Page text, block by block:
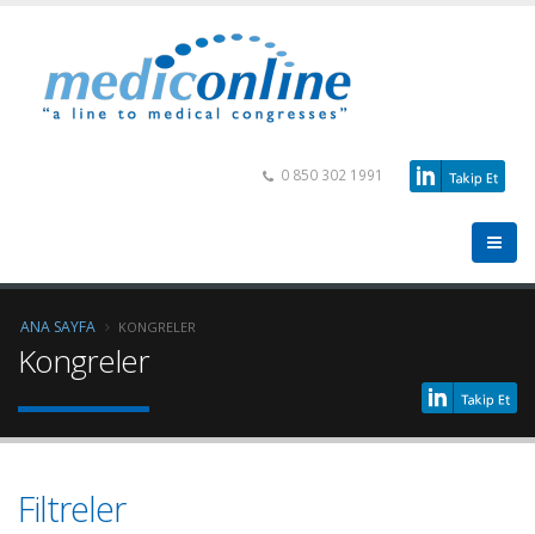
0 850 302 1991
ANA SAYFA KONGRELER
Kongreler
Filtreler